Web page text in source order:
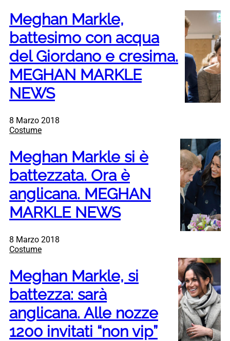
Meghan Markle,
battesimo con acqua
del Giordano e cresima.
MEGHAN MARKLE
NEWS
8 Marzo 2018
Costume
Meghan Markle si è
battezzata. Ora è
anglicana. MEGHAN
MARKLE NEWS
8 Marzo 2018
Costume
Meghan Markle, si
battezza: sarà
anglicana. Alle nozze
1200 invitati “non vip”